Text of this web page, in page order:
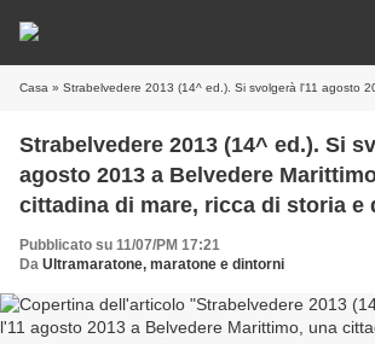
Casa » Strabelvedere 2013 (14^ ed.). Si svolgerà l'11 agosto 2013 a Belvedere Marittimo, una
Strabelvedere 2013 (14^ ed.). Si
agosto 2013 a Belvedere
cittadina di mare, ricca di storia e
Pubblicato su 11/07/PM 17:21
Da Ultramaratone, maratone e dintorni